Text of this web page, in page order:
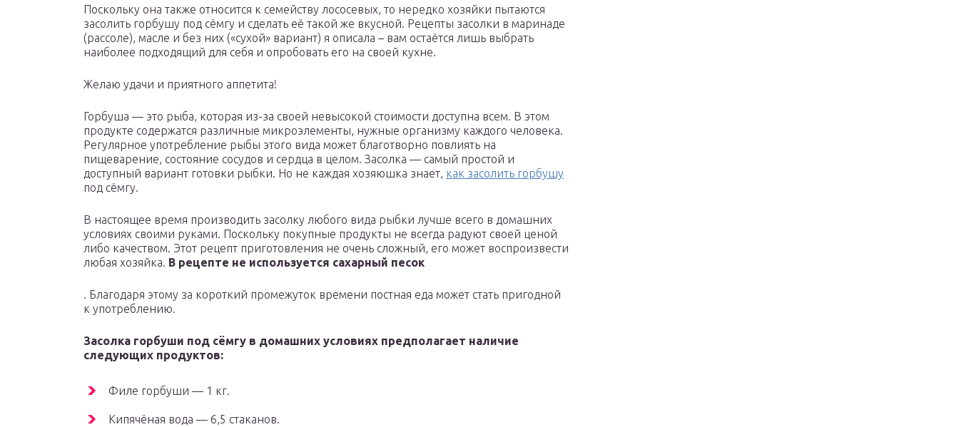
Поскольку она также относится к семейству лососевых, то нередко хозяйки пытаются
засолить горбушу под сёмгу и сделать её такой же вкусной. Рецепты засолки в маринаде
(рассоле), масле и без них («сухой» вариант) я описала – вам остаётся лишь выбрать
наиболее подходящий для себя и опробовать его на своей кухне.
Желаю удачи и приятного аппетита!
Горбуша — это рыба, которая из-за своей невысокой стоимости доступна всем. В этом
продукте содержатся различные микроэлементы, нужные организму каждого человека.
Регулярное употребление рыбы этого вида может благотворно повлиять на
пищеварение, состояние сосудов и сердца в целом. Засолка — самый простой и
доступный вариант готовки рыбки. Но не каждая хозяюшка знает, как засолить горбушу
под сёмгу.
В настоящее время производить засолку любого вида рыбки лучше всего в домашних
условиях своими руками. Поскольку покупные продукты не всегда радуют своей ценой
либо качеством. Этот рецепт приготовления не очень сложный, его может воспроизвести
любая хозяйка. В рецепте не используется сахарный песок
. Благодаря этому за короткий промежуток времени постная еда может стать пригодной
к употреблению.
Засолка горбуши под сёмгу в домашних условиях предполагает наличие
следующих продуктов:
Филе горбуши — 1 кг.
Кипячёная вода — 6,5 стаканов.